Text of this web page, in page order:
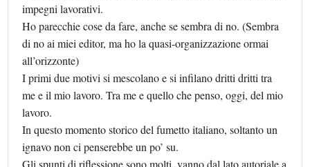
impegni lavorativi.
Ho parecchie cose da fare, anche se sembra di no. (Sembra
di no ai miei editor, ma ho la quasi-organizzazione ormai
all’orizzonte)
I primi due motivi si mescolano e si infilano dritti dritti tra
me e il mio lavoro. Tra me e quello che penso, oggi, del mio
lavoro.
In questo momento storico del fumetto italiano, soltanto un
ignavo non ci penserebbe un po’ su.